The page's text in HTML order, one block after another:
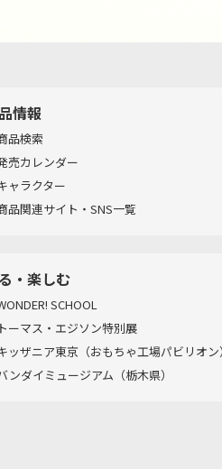
情報
品検索
売カレンダー
ャラクター
品関連サイト・SNS一覧
・楽しむ
SCHOOL
トーマス・エジソン特別展
ッザニア東京（おもちゃ工場パビリオ
ンダイミュージアム（栃木県）